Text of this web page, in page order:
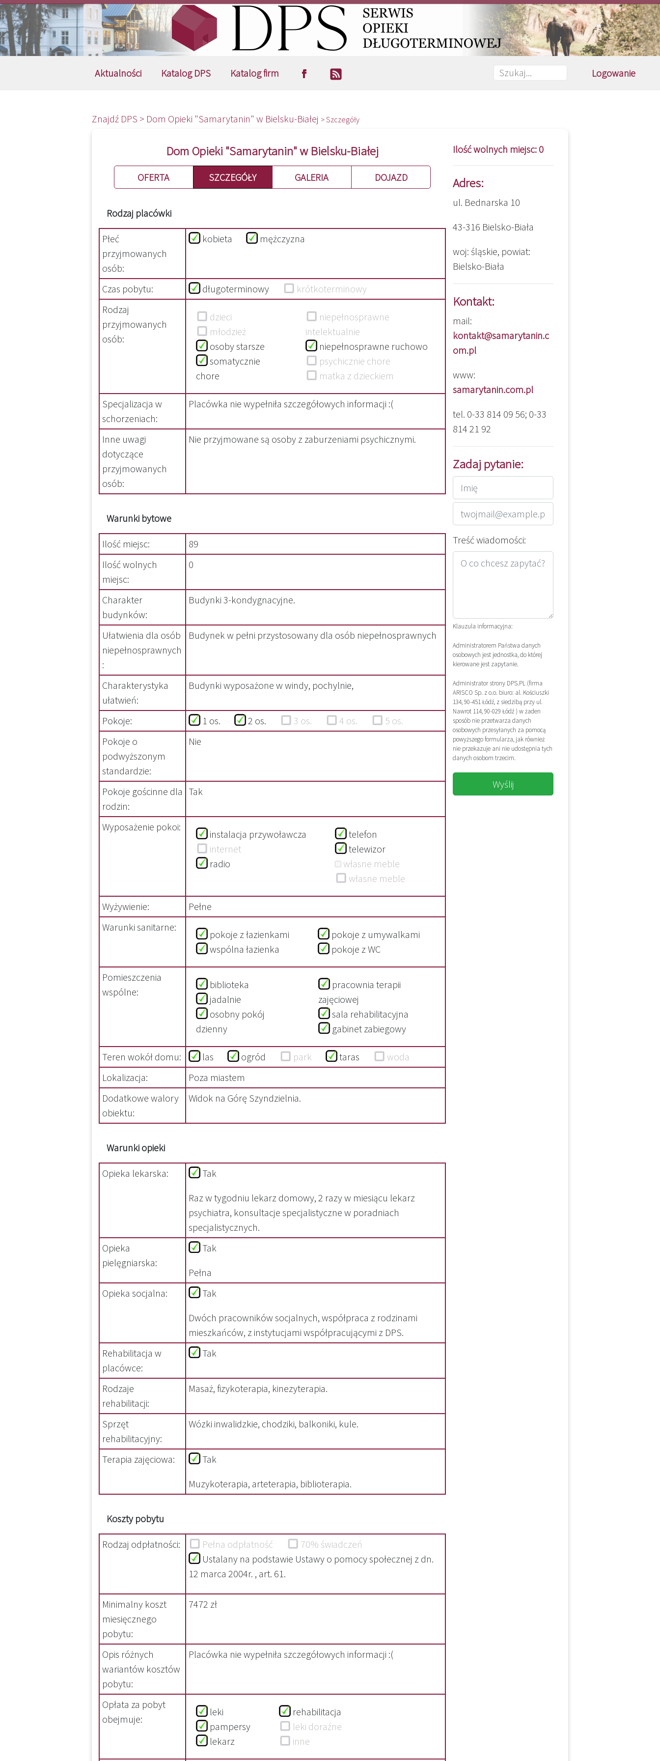
Aktualności Katalog DPS Katalog firm Logowanie
Znajdź DPS > Dom Opieki "Samarytanin" w Bielsku-Białej > Szczegóły
Dom Opieki "Samarytanin" w Bielsku-Białej
OFERTA SZCZEGÓŁY GALERIA DOJAZD
Rodzaj placówki
Płeć
przyjmowanych
osób:
kobieta mężczyzna
Czas pobytu: długoterminowy
krótkoterminowy
Rodzaj
przyjmowanych
osób:
dzieci
młodzież
osoby starsze
somatycznie
chore
niepełnosprawne
intelektualnie
niepełnosprawne ruchowo
psychicznie chore
matka z dzieckiem
Specjalizacja w
schorzeniach:
Placówka nie wypełniła szczegółowych informacji :(
Inne uwagi
dotyczące
przyjmowanych
osób:
Nie przyjmowane są osoby z zaburzeniami psychicznymi.
Warunki bytowe
Ilość miejsc:
89
Ilość wolnych
miejsc:
0
Charakter
budynków:
Budynki 3-kondygnacyjne.
Ułatwienia dla osób
niepełnosprawnych
:
Budynek w pełni przystosowany dla osób niepełnosprawnych
Charakterystyka
ułatwień:
Budynki wyposażone w windy, pochylnie,
Pokoje: 1 os. 2 os. 3 os. 4 os.
5 os.
Pokoje o
podwyższonym
standardzie:
Nie
Pokoje gościnne dla
rodzin:
Tak
Wyposażenie pokoi:
instalacja przywoławcza
internet
radio
telefon
telewizor
własne meble
własne meble
Wyżywienie:
Pełne
Warunki sanitarne:
pokoje z łazienkami
wspólna łazienka
pokoje z umywalkami
pokoje z WC
Pomieszczenia
wspólne:
biblioteka
jadalnie
osobny pokój
dzienny
pracownia terapii
zajęciowej
sala rehabilitacyjna
gabinet zabiegowy
Teren wokół domu: las ogród park taras
woda
Lokalizacja:
Poza miastem
Dodatkowe walory
obiektu:
Widok na Górę Szyndzielnia.
Warunki opieki
Opieka lekarska:
Tak
Raz w tygodniu lekarz domowy, 2 razy w miesiącu lekarz
psychiatra, konsultacje specjalistyczne w poradniach
specjalistycznych.
Opieka
pielęgniarska:
Tak
Pełna
Opieka socjalna:
Tak
Dwóch pracowników socjalnych, współpraca z rodzinami
mieszkańców, z instytucjami współpracującymi z DPS.
Rehabilitacja w
placówce:
Tak
Rodzaje
rehabilitacji:
Masaż, fizykoterapia, kinezyterapia.
Sprzęt
rehabilitacyjny:
Wózki inwalidzkie, chodziki, balkoniki, kule.
Terapia zajęciowa:
Tak
Muzykoterapia, arteterapia, biblioterapia.
Koszty pobytu
Rodzaj odpłatności: Pełna odpłatność
70% świadczeń
Ustalany na podstawie Ustawy o pomocy społecznej z dn.
12 marca 2004r. , art. 61.
Minimalny koszt
miesięcznego
pobytu:
7472 zł
Opis różnych
wariantów kosztów
pobytu:
Placówka nie wypełniła szczegółowych informacji :(
Opłata za pobyt
obejmuje:
leki
pampersy
lekarz
rehabilitacja
leki doraźne
inne
Ilość wolnych miejsc: 0
Adres:
ul. Bednarska 10
43-316 Bielsko-Biała
woj: śląskie, powiat:
Bielsko-Biała
Kontakt:
mail:
kontakt@samarytanin.c
om.pl
www:
samarytanin.com.pl
tel. 0-33 814 09 56; 0-33
814 21 92
Zadaj pytanie:
Treść wiadomości:
Klauzula informacyjna:
Administratorem Państwa danych
osobowych jest jednostka, do której
kierowane jest zapytanie.
Administrator strony DPS.PL (firma
ARISCO Sp. z o.o. biuro: al. Kościuszki
134, 90-451 Łódź, z siedzibą przy ul.
Nawrot 114, 90-029 Łódź ) w żaden
sposób nie przetwarza danych
osobowych przesyłanych za pomocą
powyższego formularza, jak również
nie przekazuje ani nie udostępnia tych
danych osobom trzecim.
Wyślij